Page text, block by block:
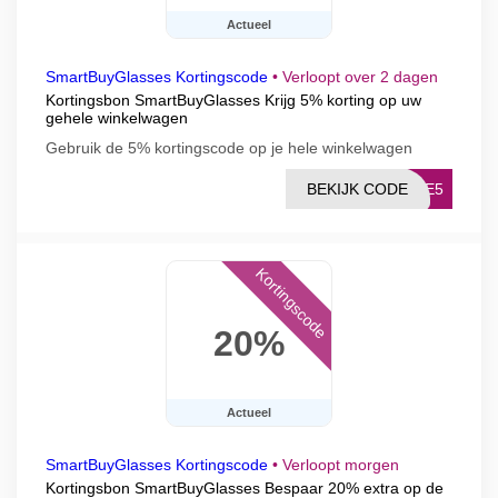
Actueel
SmartBuyGlasses Kortingscode • Verloopt over 2 dagen
Kortingsbon SmartBuyGlasses Krijg 5% korting op uw
gehele winkelwagen
Gebruik de 5% kortingscode op je hele winkelwagen
MME5
BEKIJK CODE
20%
Actueel
Kortingscode
SmartBuyGlasses Kortingscode • Verloopt morgen
Kortingsbon SmartBuyGlasses Bespaar 20% extra op de